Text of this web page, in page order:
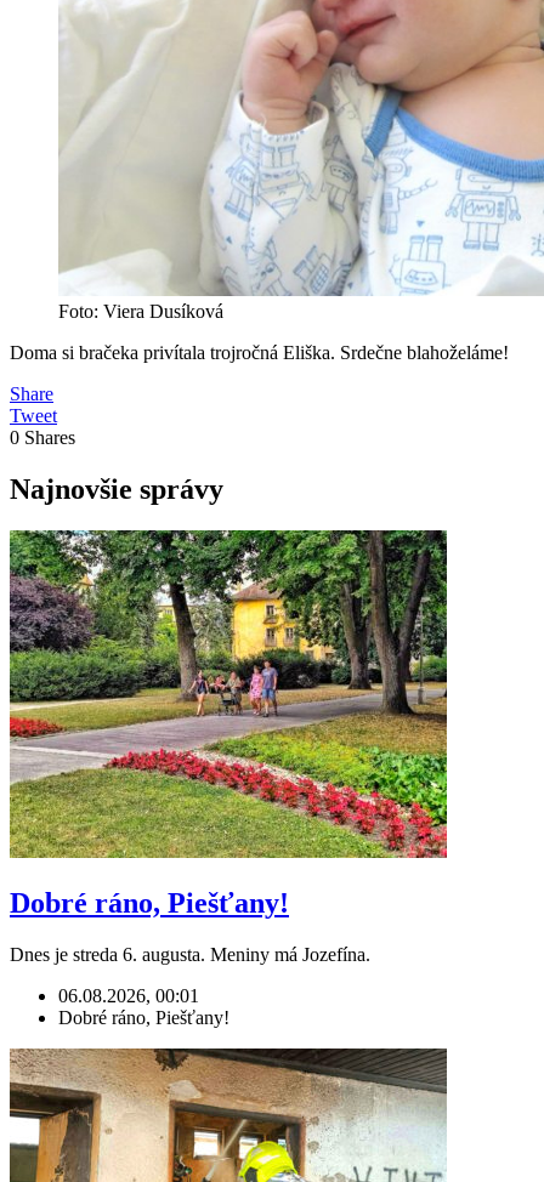
Foto: Viera Dusíková
Doma si bračeka privítala trojročná Eliška. Srdečne blahoželáme!
Share
Tweet
0 Shares
Najnovšie správy
Dobré ráno, Piešťany!
Dnes je streda 6. augusta. Meniny má Jozefína.
06.08.2026, 00:01
Dobré ráno, Piešťany!